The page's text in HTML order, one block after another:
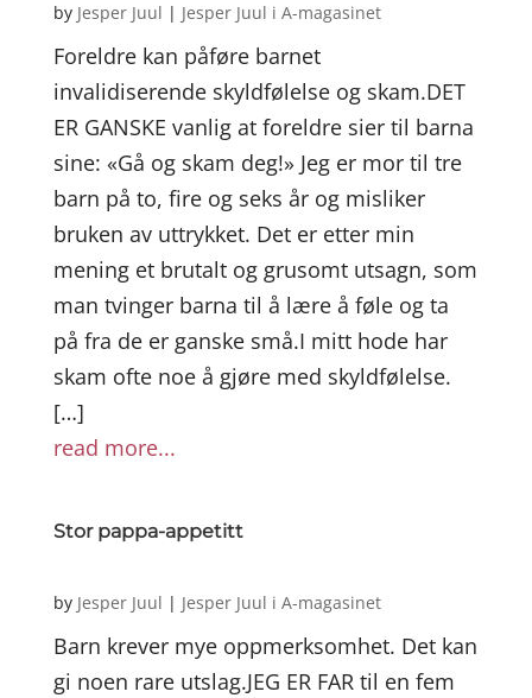
by Jesper Juul | Jesper Juul i A-magasinet
Foreldre kan påføre barnet
invalidiserende skyldfølelse og skam.DET
ER GANSKE vanlig at foreldre sier til barna
sine: «Gå og skam deg!» Jeg er mor til tre
barn på to, fire og seks år og misliker
bruken av uttrykket. Det er etter min
mening et brutalt og grusomt utsagn, som
man tvinger barna til å lære å føle og ta
på fra de er ganske små.I mitt hode har
skam ofte noe å gjøre med skyldfølelse.
[…]
read more...
Stor pappa-appetitt
by Jesper Juul | Jesper Juul i A-magasinet
Barn krever mye oppmerksomhet. Det kan
gi noen rare utslag.JEG ER FAR til en fem